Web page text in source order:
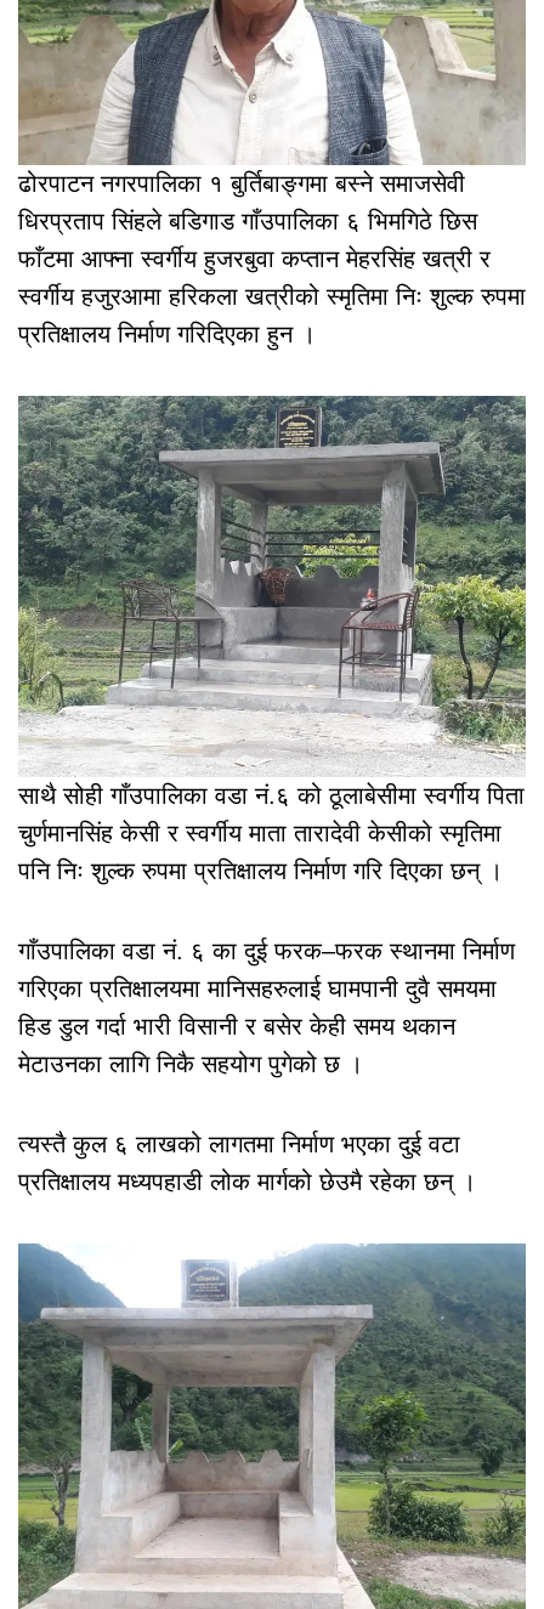
ढोरपाटन नगरपालिका १ बुर्तिबाङ्गमा बस्ने समाजसेवी
धिरप्रताप सिंहले बडिगाड गाँउपालिका ६ भिमगिठे छिस
फाँटमा आफ्ना स्वर्गीय हुजरबुवा कप्तान मेहरसिंह खत्री र
स्वर्गीय हजुरआमा हरिकला खत्रीको स्मृतिमा निः शुल्क रुपमा
प्रतिक्षालय निर्माण गरिदिएका हुन ।
साथै सोही गाँउपालिका वडा नं.६ को ठूलाबेसीमा स्वर्गीय पिता
चुर्णमानसिंह केसी र स्वर्गीय माता तारादेवी केसीको स्मृतिमा
पनि निः शुल्क रुपमा प्रतिक्षालय निर्माण गरि दिएका छन् ।
गाँउपालिका वडा नं. ६ का दुई फरक–फरक स्थानमा निर्माण
गरिएका प्रतिक्षालयमा मानिसहरुलाई घामपानी दुवै समयमा
हिड डुल गर्दा भारी विसानी र बसेर केही समय थकान
मेटाउनका लागि निकै सहयोग पुगेको छ ।
त्यस्तै कुल ६ लाखको लागतमा निर्माण भएका दुई वटा
प्रतिक्षालय मध्यपहाडी लोक मार्गको छेउमै रहेका छन् ।